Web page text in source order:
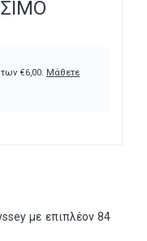
των €6,00. Μάθετε
με επιπλέον 84